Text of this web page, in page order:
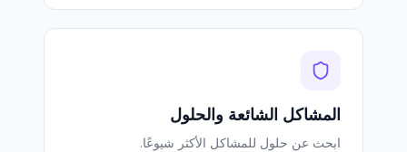
المشاكل الشائعة والحلول
ابحث عن حلول للمشاكل الأكثر شيوعًا.